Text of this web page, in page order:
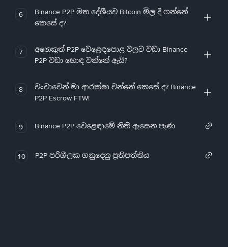
6
Binance P2P මත දේශීයව Bitcoin මිල දී ගන්නේ
කෙසේ ද?
7
අනෙකුත් P2P වෙළෙඳපොළ වලට වඩා Binance
P2P වඩා හොඳ වන්නේ ඇයි?
8
වංචාවෙන් මා ආරක්ෂා වන්නේ කෙසේ ද? Binance
P2P Escrow FTW!
9 Binance P2P වෙළෙඳාමේ නිති ඇසෙන පැණ
10 P2P පරිශීලක ගනුදෙනු ප්‍රතිපත්තිය